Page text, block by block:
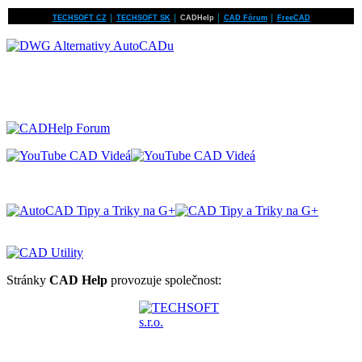
TECHSOFT CZ│ TECHSOFT SK│ CADHelp CAD Fórum│ FreeCAD
Stránky CAD Help provozuje společnost: